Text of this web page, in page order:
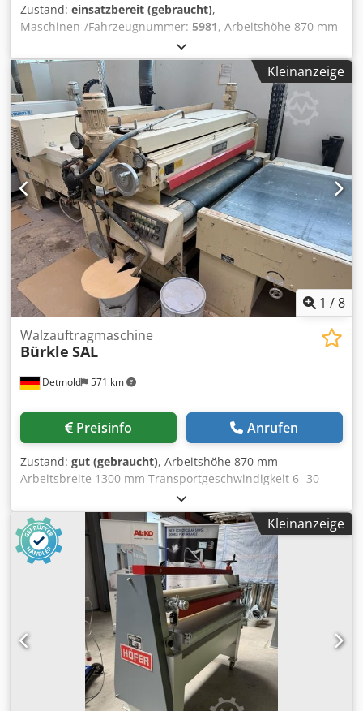
Zustand: einsatzbereit (gebraucht),
Maschinen-/Fahrzeugnummer: 5981, Arbeitshöhe 870 mm
Arbeitsbreite 1300 mm Transportbandbreite 1270 mm
Transportgeschwindigkeit 6 - 30 m/min stufenlos regelbar
Durchlasshöhe 3 mm - 80 mm 1 gummierte Auftragswalze
238 mm Durchmesser, Gummierung 5 By1 1 verchromte
Dosierwalze 174 mm Durchmesser Elektrische Ausrüstung
Betriebsspannung 400 V, 50 Hz 3 Phasen Csdpfxjyah Uzo
Akrorf Gesamtanschlusswert 1,9 kW Motoren und
Schaltgeräte in EX-geschützter Ausführung
Zusatzeinrichtungen Einzelantrieb der Dosierwalze
stufenlos regelbar mit oszillierenden Dosierwalzenrakel
Bedienungsseite links Maschinenlänge 1000 mm Gewicht
1000 kg
Kleinanzeige
1 /8
Detmold 571 km
Walzauftragmaschine
Bürkle SAL
Preisinfo Anrufen
Zustand: gut (gebraucht), Arbeitshöhe 870 mm
Arbeitsbreite 1300 mm Transportgeschwindigkeit 6 -30
m/min stufenlos regelbar Durchlasshöhe 3 mm - 90 mm 1
gummierte Auftragswalze 238 mm Durchmesser,
Gummierung 5 By 1; Auftragwalzenbreite: 1416 mm 1
verchromte Dosierwalze 174 mm Durchmesser
Dosierwalzenbreite: 1416 mm 1 gummierte Gegenwalze
190 mm Durchmesser Gegendruckwalzenbreite: 1300 mm
Elektrische Ausrüstung Betriebsspannung 400 V, 50 Hz
Crjdpfxjyah Twj Akrsf Gesamtanschlusswert 1,87 kW
Motoren und Schaltgeräte in EX-geschützter Ausführung
an der Maschine auf Klemmkasten verdrahtet.. Steuerung
Nicht-EX in separatem Schaltschrank zur Aufstellung
außerhalt der Gefahrenzone der Maschine
Zusatzeinrichtungen Einzelantrieb der Dosierwalze 2-7
Kleinanzeige